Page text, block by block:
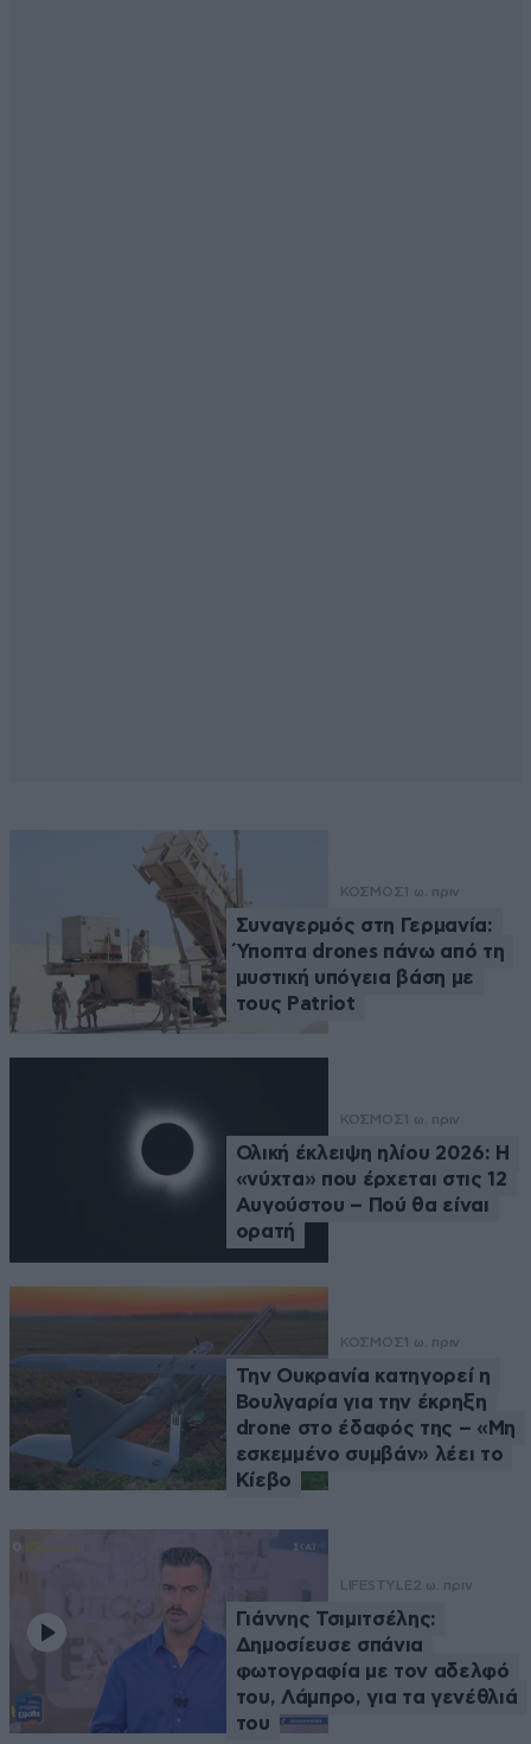
ΚΟΣΜΟΣ 1 ω. πριν
Συναγερμός στη Γερμανία:
Ύποπτα drones πάνω από τη
μυστική υπόγεια βάση με
τους Patriot
ΚΟΣΜΟΣ 1 ω. πριν
Ολική έκλειψη ηλίου 2026: Η
«νύχτα» που έρχεται στις 12
Αυγούστου – Πού θα είναι
ορατή
ΚΟΣΜΟΣ 1 ω. πριν
Την Ουκρανία κατηγορεί η
Βουλγαρία για την έκρηξη
drone στο έδαφός της – «Μη
εσκεμμένο συμβάν» λέει το
Κίεβο
LIFESTYLE 2 ω. πριν
Γιάννης Τσιμιτσέλης:
Δημοσίευσε σπάνια
φωτογραφία με τον αδελφό
του, Λάμπρο, για τα γενέθλιά
του